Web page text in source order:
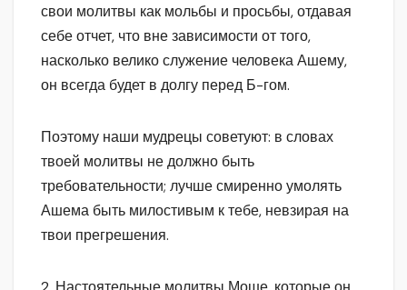
свои молитвы как мольбы и просьбы, отдавая
себе отчет, что вне зависимости от того,
насколько велико служение человека Ашему,
он всегда будет в долгу перед Б-гом.
Поэтому наши мудрецы советуют: в словах
твоей молитвы не должно быть
требовательности; лучше смиренно умолять
Ашема быть милостивым к тебе, невзирая на
твои прегрешения.